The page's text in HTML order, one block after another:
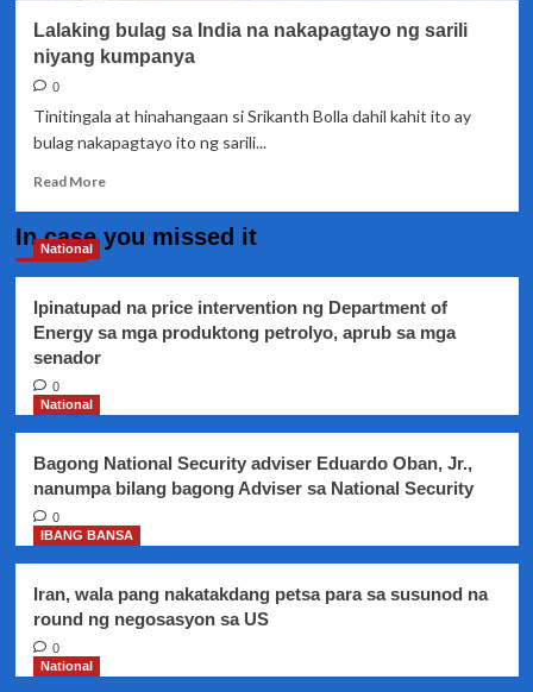
Lalaking bulag sa India na nakapagtayo ng sarili
niyang kumpanya
0
Tinitingala at hinahangaan si Srikanth Bolla dahil kahit ito ay
bulag nakapagtayo ito ng sarili...
Read MoreRead
Lalaking
India
na
In case you missed it
National
Ipinatupad na price intervention ng Department of
Energy sa mga produktong petrolyo, aprub sa mga
senador
0
National
Bagong National Security adviser Eduardo Oban, Jr.,
nanumpa bilang bagong Adviser sa National Security
0
IBANG BANSA
Iran, wala pang nakatakdang petsa para sa susunod na
round ng negosasyon sa US
0
National